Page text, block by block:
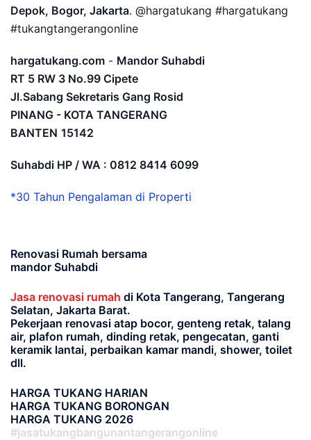
Depok, Bogor, Jakarta. @hargatukang #hargatukang
#tukangtangerangonline
hargatukang.com - Mandor Suhabdi
RT 5 RW 3 No.99 Cipete
Jl.Sabang Sekretaris Gang Rosid
PINANG - KOTA TANGERANG
BANTEN 15142
Suhabdi HP / WA : 0812 8414 6099
*30 Tahun Pengalaman di Properti
Renovasi Rumah bersama
mandor Suhabdi
Jasa renovasi rumah di Kota Tangerang, Tangerang
Selatan, Jakarta Barat.
Pekerjaan renovasi atap bocor, genteng retak, talang
air, plafon rumah, dinding retak, pengecatan, ganti
keramik lantai, perbaikan kamar mandi, shower, toilet
dll.
HARGA TUKANG HARIAN
HARGA TUKANG BORONGAN
HARGA TUKANG 2026
#jasatukangbangunantangerangonline